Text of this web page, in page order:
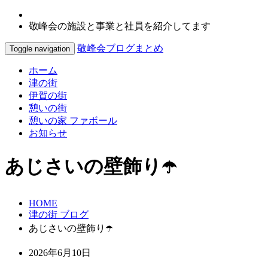
敬峰会の施設と事業と社員を紹介してます
Toggle navigation 敬峰会ブログまとめ
ホーム
津の街
伊賀の街
憩いの街
憩いの家 ファボール
お知らせ
あじさいの壁飾り☂️
HOME
津の街 ブログ
あじさいの壁飾り☂️
2026年6月10日